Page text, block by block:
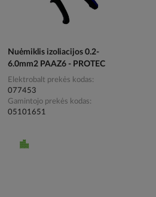
Nuėmiklis izoliacijos 0.2-
6.0mm2 PAAZ6 - PROTEC
Elektrobalt prekės kodas
077453
Gamintojo prekės kodas
05101651